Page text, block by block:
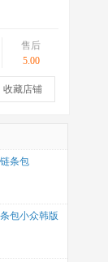
售后
5.00
收藏店铺
条包
包小众韩版